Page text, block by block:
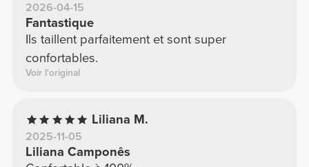
2026-04-15
Fantastique
Ils taillent parfaitement et sont super
confortables.
Voir l'original
Liliana M.
2025-11-05
Liliana Camponês